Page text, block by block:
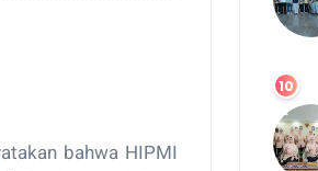
bahwa HIPMI